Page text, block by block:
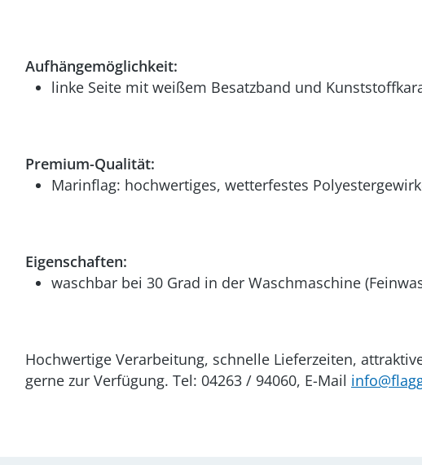
Aufhängemöglichkeit:
linke Seite mit weißem Besatzband und
Premium-Qualität:
Marinflag: hochwertiges, wetterfestes
Eigenschaften:
waschbar bei 30 Grad in der Waschmaschine
Hochwertige Verarbeitung, schnelle Lieferzeiten,
gerne zur Verfügung. Tel: 04263 / 94060, E-Mail